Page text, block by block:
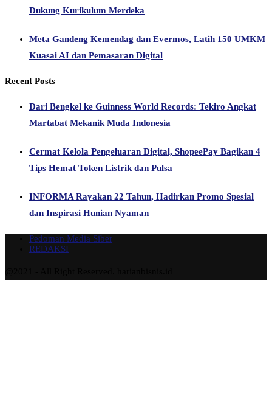
Dukung Kurikulum Merdeka
Meta Gandeng Kemendag dan Evermos, Latih 150 UMKM
Kuasai AI dan Pemasaran Digital
Recent Posts
Dari Bengkel ke Guinness World Records: Tekiro Angkat
Martabat Mekanik Muda Indonesia
Cermat Kelola Pengeluaran Digital, ShopeePay Bagikan 4
Tips Hemat Token Listrik dan Pulsa
INFORMA Rayakan 22 Tahun, Hadirkan Promo Spesial
dan Inspirasi Hunian Nyaman
Pedoman Media Siber
REDAKSI